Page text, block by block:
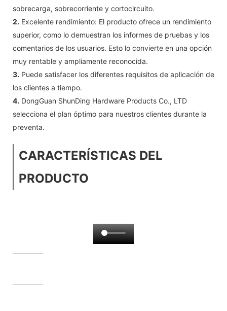
sobrecarga, sobrecorriente y cortocircuito.
2. Excelente rendimiento: El producto ofrece un rendimiento
superior, como lo demuestran los informes de pruebas y los
comentarios de los usuarios. Esto lo convierte en una opción
muy rentable y ampliamente reconocida.
3. Puede satisfacer los diferentes requisitos de aplicación de
los clientes a tiempo.
4. DongGuan ShunDing Hardware Products Co., LTD
selecciona el plan óptimo para nuestros clientes durante la
preventa.
CARACTERÍSTICAS DEL
PRODUCTO